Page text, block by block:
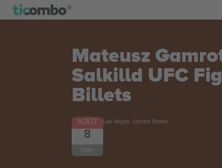
Mateusz
Salkilld UFC
Billets
AOÛT
8
SAM.
Las Vegas, United States